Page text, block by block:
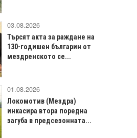
03.08.2026
Търсят акта за раждане на
130-годишен българин от
мездренското се...
01.08.2026
Локомотив (Мездра)
инкасира втора поредна
загуба в предсезонната...